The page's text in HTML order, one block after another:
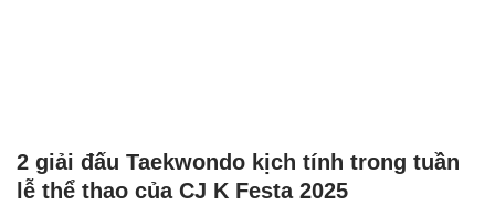
2 giải đấu Taekwondo kịch tính trong tuần
lễ thể thao của CJ K Festa 2025